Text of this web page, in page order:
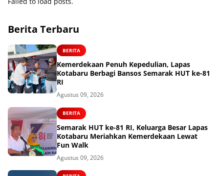
Berita Terbaru
BERITA
Kemerdekaan Penuh Kepedulian, Lapas
Kotabaru Berbagi Bansos Semarak HUT ke-81
RI
Agustus 09, 2026
BERITA
Semarak HUT ke-81 RI, Keluarga Besar Lapas
Kotabaru Meriahkan Kemerdekaan Lewat
Fun Walk
Agustus 09, 2026